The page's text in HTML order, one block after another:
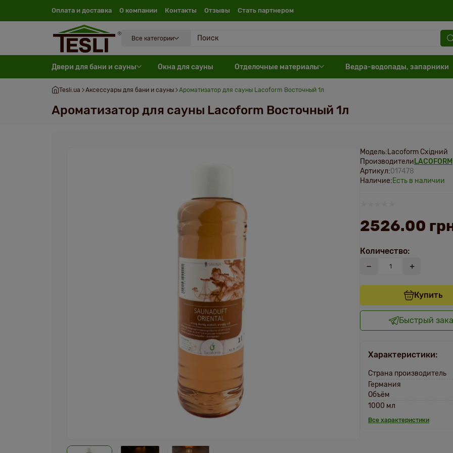
Оплата и доставка О компании Контакты Отзывы Cтать партнером
Все категории
Двери для бани и сауны Окна для сауны Отделочные материалы Ведра-водопады, запарники
Tesli.ua Аксессуары для бани и сауны Ароматизатор для сауны Lacoform Восточный 1л
Ароматизатор для сауны Lacoform Восточный 1л
Модель:Lacoform Східний
Производители LACOFORM
Артикул:017478
Наличие:Есть в наличии
2526.00
Количество:
Купить
Быстрый
Характеристики:
Страна производитель
Германия
Объём
1000 мл
Все характеристики